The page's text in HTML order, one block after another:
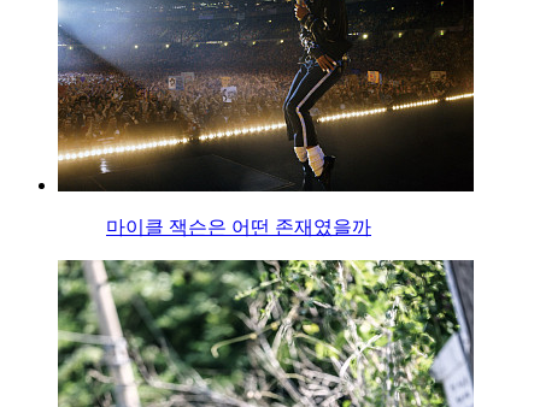
마이클 잭슨은 어떤 존재였을까